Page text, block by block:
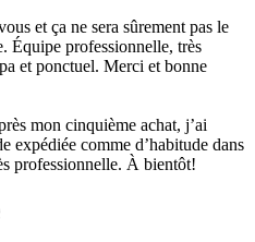
et ça ne sera sûrement pas le
Équipe professionnelle, très
et ponctuel. Merci et bonne
mon cinquième achat, j’ai
expédiée comme d’habitude dans
professionnelle. À bientôt!